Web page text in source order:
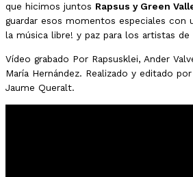
que hicimos juntos Rapsus y Green
guardar esos momentos especiales con
la música libre! y paz para los artistas de
Vídeo grabado Por Rapsusklei, Ander
María Hernández. Realizado y editado
Jaume Queralt.